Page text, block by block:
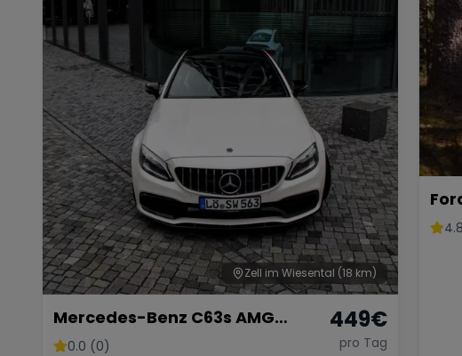
Zell im Wiesental (18 km)
Mercedes-Benz C63s AMG
Coupé
0.0 (0)
449€
pro Tag